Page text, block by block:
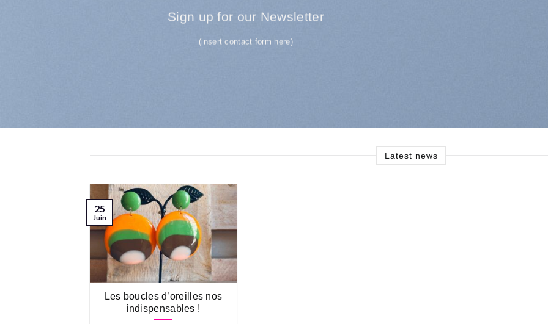
Sign up for our Newsletter
(insert contact form here)
Latest news
Les boucles d’oreilles nos
indispensables !
25
Juin